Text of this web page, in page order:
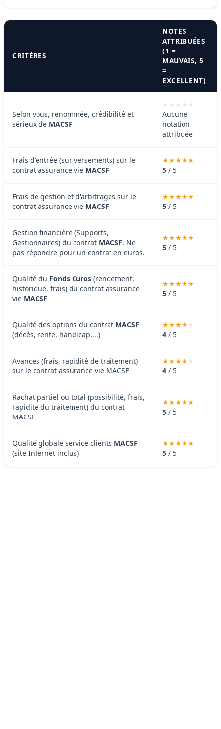
CRITÈRES
NOTES
ATTRIBUÉES
(1 =
MAUVAIS, 5
=
EXCELLENT)
Selon vous, renommée, crédibilité et
sérieux de MACSF
Aucune
notation
attribuée
Frais d'entrée (sur versements) sur le
contrat assurance vie MACSF 5 / 5
Frais de gestion et d'arbitrages sur le
contrat assurance vie MACSF 5 / 5
Gestion financière (Supports,
Gestionnaires) du contrat MACSF. Ne
pas répondre pour un contrat en euros.
5 / 5
Qualité du Fonds €uros (rendement,
historique, frais) du contrat assurance
vie MACSF
5 / 5
Qualité des options du contrat MACSF
(décès, rente, handicap,...)
4 / 5
Avances (frais, rapidité de traitement)
sur le contrat assurance vie MACSF
4 / 5
Rachat partiel ou total (possibilité, frais,
rapidité du traitement) du contrat
MACSF
5 / 5
Qualité globale service clients MACSF
(site Internet inclus)
5 / 5